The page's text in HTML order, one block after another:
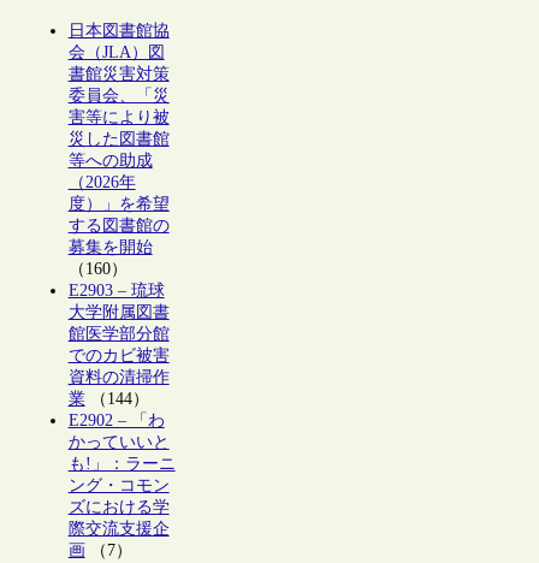
日本図書館協
会（JLA）図
書館災害対策
委員会、「災
害等により被
災した図書館
等への助成
（2026年
度）」を希望
する図書館の
募集を開始
（160）
E2903 – 琉球
大学附属図書
館医学部分館
でのカビ被害
資料の清掃作
業（144）
E2902 – 「わ
かっていいと
も!」：ラーニ
ング・コモン
ズにおける学
際交流支援企
画（7）